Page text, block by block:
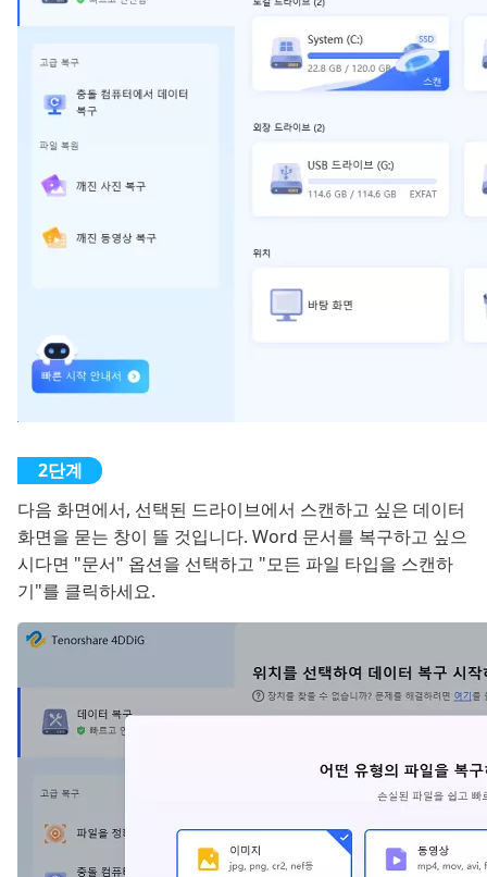
다음 화면에서, 선택된 드라이브에서 스캔하고 싶은 데이터
화면을 묻는 창이 뜰 것입니다. Word 문서를 복구하고 싶으
시다면 "문서" 옵션을 선택하고 "모든 파일 타입을 스캔하
기"를 클릭하세요.